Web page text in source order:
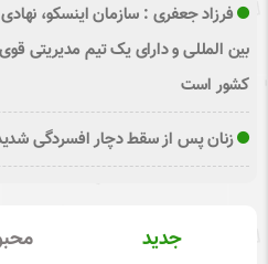
فرزاد جعفری : سازمان اینسکو،
بین المللی و دارای یک تیم مدیریتی
کشور است
زنان پس از سقط دچار افسردگی
جدید